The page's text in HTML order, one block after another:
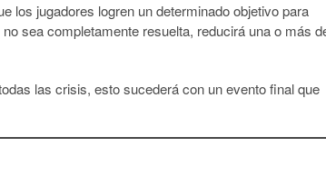
los jugadores logren un determinado objetivo para
sea completamente resuelta, reducirá una o más
las crisis, esto sucederá con un evento final que